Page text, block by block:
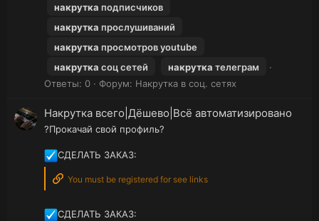
накрутка подписчиков
накрутка прослушиваний
накрутка просмотров youtube
накрутка соц сетей накрутка телеграм
Ответы: 0
Форум: Накрутка в соц. сетях
Накрутка всего|Дёшево|Всё автоматизировано
?Прокачай свой профиль?
СДЕЛАТЬ ЗАКАЗ:
You must be registered for see links
СДЕЛАТЬ ЗАКАЗ: